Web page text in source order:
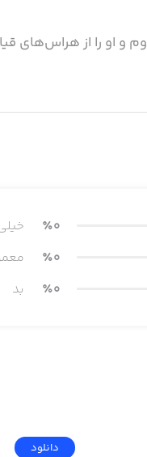
و او را از هراس‌های
٪0
٪0
٪0 بد
دانلود